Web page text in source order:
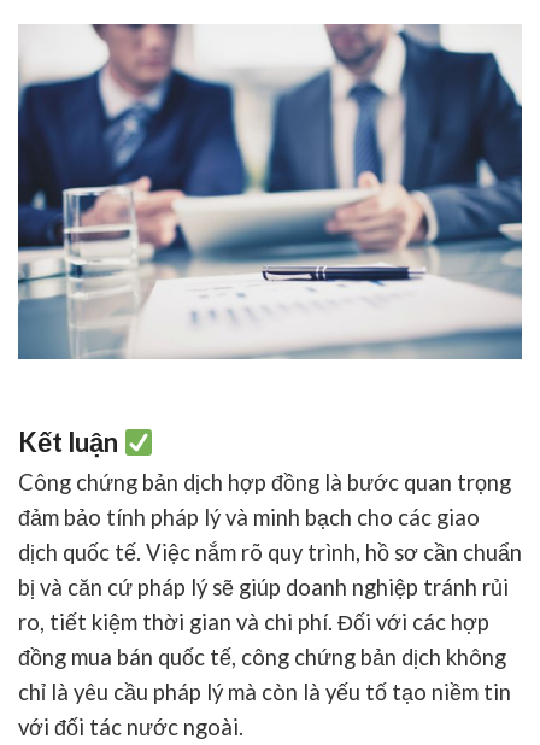
Kết luận
Công chứng bản dịch hợp đồng là bước quan trọng
đảm bảo tính pháp lý và minh bạch cho các giao
dịch quốc tế. Việc nắm rõ quy trình, hồ sơ cần chuẩn
bị và căn cứ pháp lý sẽ giúp doanh nghiệp tránh rủi
ro, tiết kiệm thời gian và chi phí. Đối với các hợp
đồng mua bán quốc tế, công chứng bản dịch không
chỉ là yêu cầu pháp lý mà còn là yếu tố tạo niềm tin
với đối tác nước ngoài.